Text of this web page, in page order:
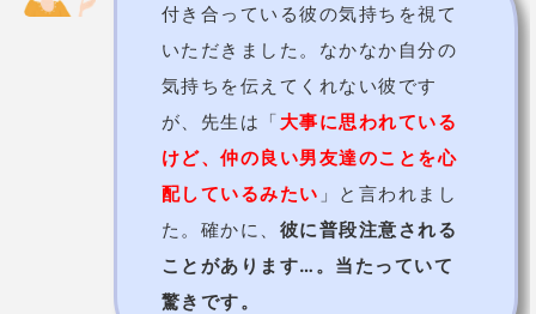
付き合っている彼の気持ちを視て
いただきました。なかなか自分の
気持ちを伝えてくれない彼です
が、先生は「 大事に思われている
けど、仲の良い男友達のことを心
配しているみたい 」と言われまし
た。確かに、 彼に普段注意される
ことがあります…。当たっていて
驚きです。